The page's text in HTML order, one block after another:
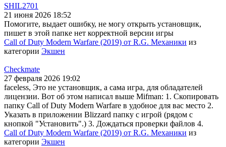
SHIL2701
21 июня 2026 18:52
Помогите, выдает ошибку, не могу открыть установщик,
пишет в этой папке нет корректной версии игры
Call of Duty Modern Warfare (2019) от R.G. Механики из
категории Экшен
Checkmate
27 февраля 2026 19:02
faceless, Это не установщик, а сама игра, для обладателей
лицензии. Вот об этом написал выше Mifman: 1. Скопировать
папку Call of Duty Modern Warfare в удобное для вас место 2.
Указать в приложении Blizzard папку с игрой (рядом с
кнопкой "Установить".) 3. Дождаться проверки файлов 4.
Call of Duty Modern Warfare (2019) от R.G. Механики из
категории Экшен